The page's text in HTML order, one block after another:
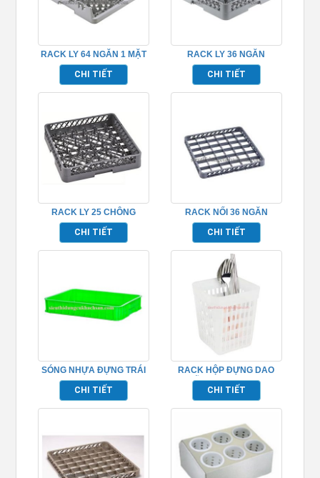
RACK LY 64 NGĂN 1 MẶT
HỞ TP691005
CHI TIẾT
RACK LY 36 NGĂN
TP691012
CHI TIẾT
RACK LY 25 CHÔNG
TP691002
CHI TIẾT
RACK NỐI 36 NGĂN
TP691018
CHI TIẾT
SÓNG NHỰA ĐỰNG TRÁI
CÂY – TPHM046
CHI TIẾT
RACK HỘP ĐỰNG DAO
MUỖNG NĨA TP691021
CHI TIẾT